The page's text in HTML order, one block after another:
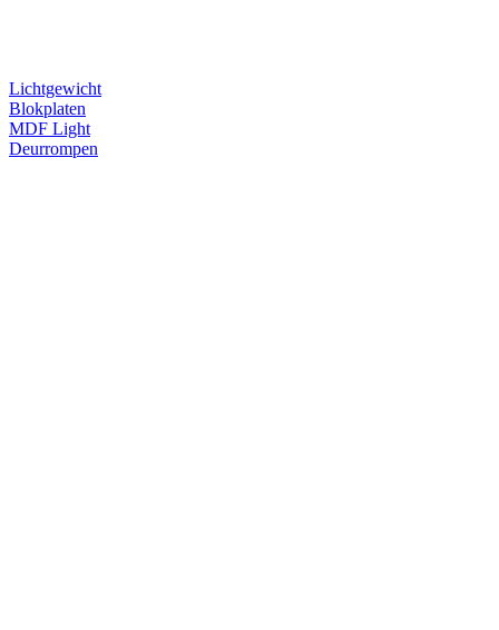
Lichtgewicht
Blokplaten
MDF Light
Deurrompen